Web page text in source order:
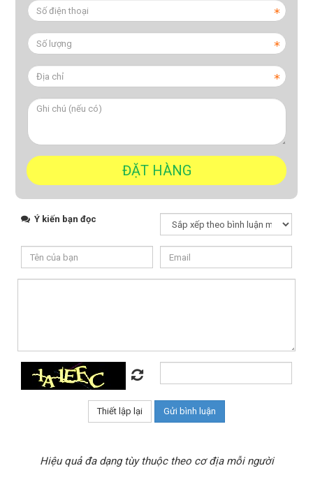
Ý kiến bạn đọc
Hiệu quả đa dạng tùy thuộc theo cơ địa mỗi người